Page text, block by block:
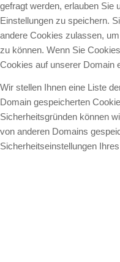
gefragt werden, erlauben Sie
Einstellungen zu speichern.
andere Cookies zulassen,
zu können. Wenn Sie
Cookies auf unserer Domain
Wir stellen Ihnen eine Liste
Domain gespeicherten
Sicherheitsgründen können
von anderen Domains
Sicherheitseinstellungen